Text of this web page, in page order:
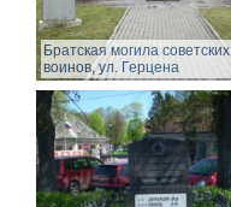
Братская могила советских
воинов, ул. Герцена